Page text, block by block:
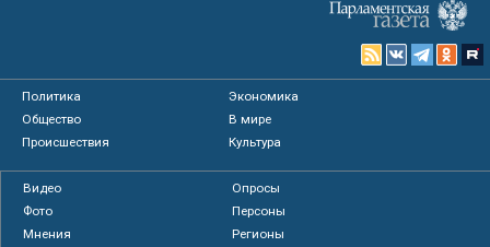
Политика
Экономика
Общество
В мире
Происшествия
Культура
Видео
Опросы
Фото
Персоны
Мнения
Регионы